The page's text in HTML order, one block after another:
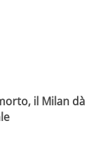
il Milan dà